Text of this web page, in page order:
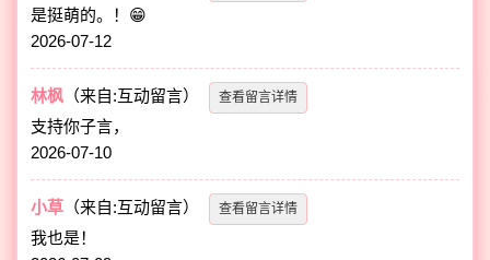
是挺萌的。！😁
2026-07-12
林枫 （来自:互动留言） 查看留言详情
支持你子言，
2026-07-10
小草 （来自:互动留言） 查看留言详情
我也是！